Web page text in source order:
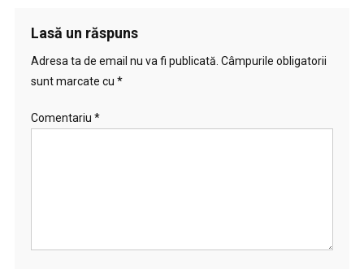
Lasă un răspuns
Adresa ta de email nu va fi publicată. Câmpurile obligatorii
sunt marcate cu *
Comentariu *